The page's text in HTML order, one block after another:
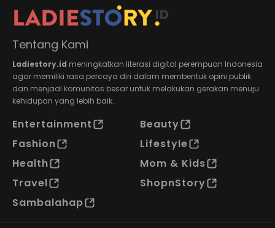
Tentang Kami
Ladiestory.id meningkatkan literasi digital perempuan Indonesia
agar memiliki rasa percaya diri dalam membentuk opini publik
dan menjadi komunitas besar untuk melakukan gerakan menuju
kehidupan yang lebih baik.
Entertainment
Beauty
Fashion
Lifestyle
Health
Mom & Kids
Travel
ShopnStory
Sambalahap